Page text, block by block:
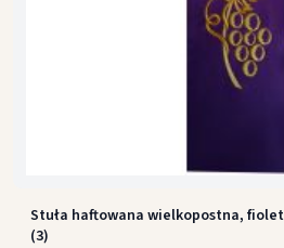
Stuła haftowana wielkopostna,
(3)